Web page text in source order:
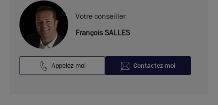
Votre conseiller
François SALLES
Appelez-moi Contactez-moi